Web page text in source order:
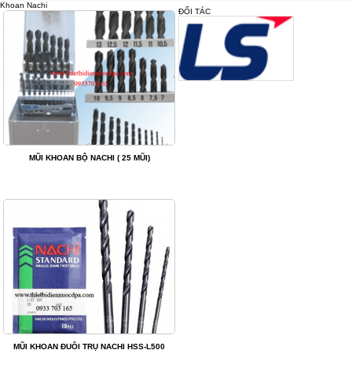
Khoan Nachi
MŨI KHOAN BỘ NACHI ( 25 MŨI)
MŨI KHOAN ĐUÔI TRỤ NACHI HSS-L500
ĐỐI TÁC